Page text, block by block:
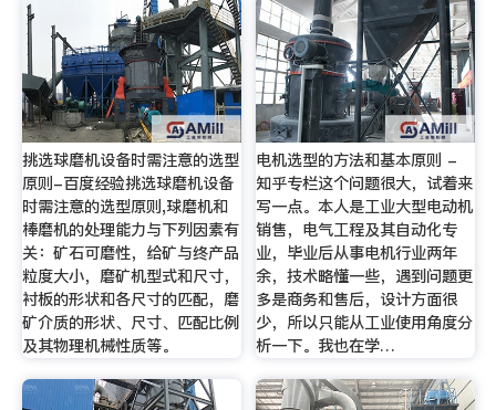
挑选球磨机设备时需注意的选型
原则-百度经验挑选球磨机设备
时需注意的选型原则,球磨机和
棒磨机的处理能力与下列因素有
关：矿石可磨性，给矿与终产品
粒度大小，磨矿机型式和尺寸，
衬板的形状和各尺寸的匹配，磨
矿介质的形状、尺寸、匹配比例
及其物理机械性质等。
电机选型的方法和基本原则 -
知乎专栏这个问题很大，试着来
写一点。本人是工业大型电动机
销售，电气工程及其自动化专
业，毕业后从事电机行业两年
余，技术略懂一些，遇到问题更
多是商务和售后，设计方面很
少，所以只能从工业使用角度分
析一下。我也在学…